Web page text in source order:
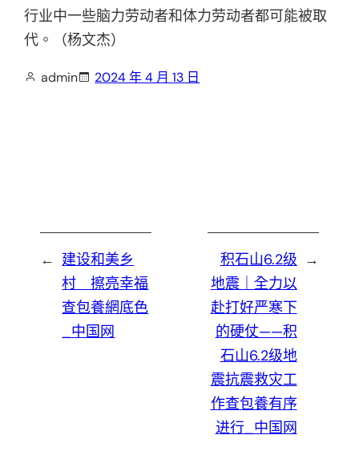
行业中一些脑力劳动者和体力劳动者都可能被取
代。（杨文杰）
admin 2024 年 4 月 13 日
← 建设和美乡
村 擦亮幸福
查包養網底色
_中国网
→
积石山6.2级
地震｜全力以
赴打好严寒下
的硬仗——积
石山6.2级地
震抗震救灾工
作查包養有序
进行_中国网